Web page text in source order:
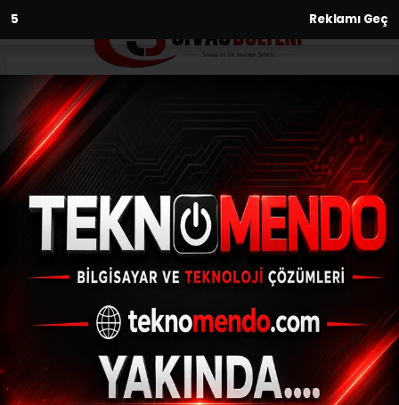
3 Reklamı Geç
Anasayfa Gündem
Atatürk Üniversitesinden
üniversite-sektör iş birliğine
katkı
GÜNDEM
(İHA) - İhlas Haber Ajansı | 31.05.2023 - 15:36, Güncelleme: 31.05.2023
- 15:13
Atatürk Üniversitesinden üniversite-sektör
iş birliğine katkı
ABONE OL